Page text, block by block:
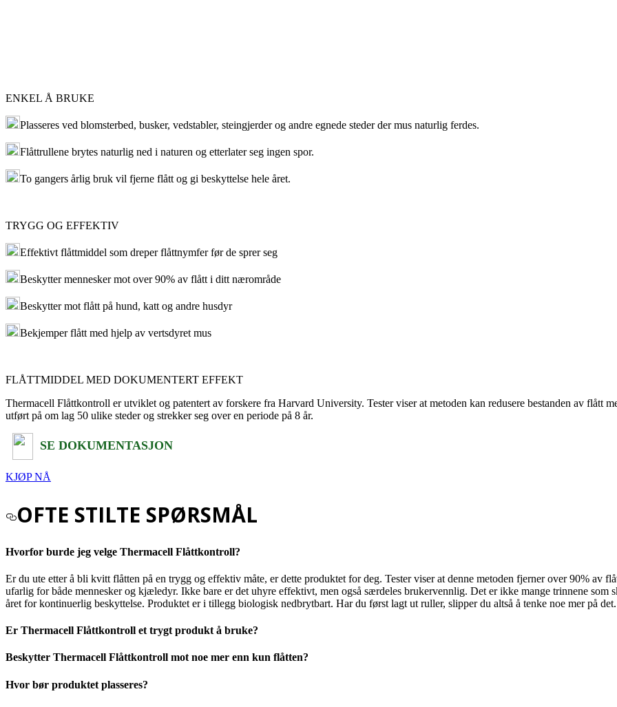
ENKEL Å BRUKE
Plasseres ved blomsterbed, busker, vedstabler, steingjerder og andre egnede steder der mus naturlig ferdes.
Flåttrullene brytes naturlig ned i naturen og etterlater seg ingen spor.
To gangers årlig bruk vil fjerne flått og gi beskyttelse hele året.
TRYGG OG EFFEKTIV
Effektivt flåttmiddel som dreper flåttnymfer før de sprer seg
Beskytter mennesker mot over 90% av flått i ditt nærområde
Beskytter mot flått på hund, katt og andre husdyr
Bekjemper flått med hjelp av vertsdyret mus
FLÅTTMIDDEL MED DOKUMENTERT EFFEKT
Thermacell Flåttkontroll er utviklet og patentert av forskere fra Harvard University. Tester viser at metoden kan redusere bestanden av flått
utført på om lag 50 ulike steder og strekker seg over en periode på 8 år.
SE DOKUMENTASJON
KJØP NÅ
OFTE STILTE SPØRSMÅL
Hvorfor burde jeg velge Thermacell Flåttkontroll?
Er du ute etter å bli kvitt flåtten på en trygg og effektiv måte, er dette produktet for deg. Tester viser at denne metoden fjerner over 90% av
ufarlig for både mennesker og kjæledyr. Ikke bare er det uhyre effektivt, men også særdeles brukervennlig. Det er ikke mange trinnene som
året for kontinuerlig beskyttelse. Produktet er i tillegg biologisk nedbrytbart. Har du først lagt ut ruller, slipper du altså å tenke noe mer på
Er Thermacell Flåttkontroll et trygt produkt å bruke?
Beskytter Thermacell Flåttkontroll mot noe mer enn kun flåtten?
Hvor bør produktet plasseres?